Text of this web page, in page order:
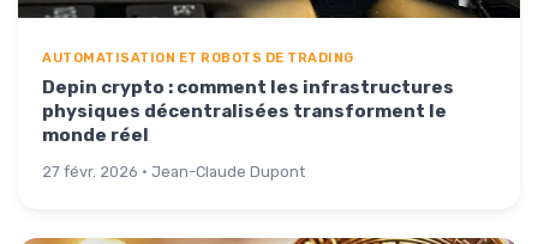
AUTOMATISATION ET ROBOTS DE TRADING
Depin crypto : comment les infrastructures
physiques décentralisées transforment le
monde réel
27 févr. 2026 · Jean-Claude Dupont